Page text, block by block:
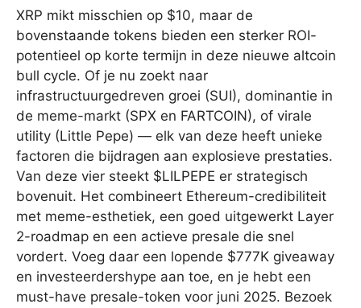
XRP mikt misschien op $10, maar de
bovenstaande tokens bieden een sterker ROI-
potentieel op korte termijn in deze nieuwe altcoin
bull cycle. Of je nu zoekt naar
infrastructuurgedreven groei (SUI), dominantie in
de meme-markt (SPX en FARTCOIN), of virale
utility (Little Pepe) — elk van deze heeft unieke
factoren die bijdragen aan explosieve prestaties.
Van deze vier steekt $LILPEPE er strategisch
bovenuit. Het combineert Ethereum-credibiliteit
met meme-esthetiek, een goed uitgewerkt Layer
2-roadmap en een actieve presale die snel
vordert. Voeg daar een lopende $777K giveaway
en investeerdershype aan toe, en je hebt een
must-have presale-token voor juni 2025. Bezoek